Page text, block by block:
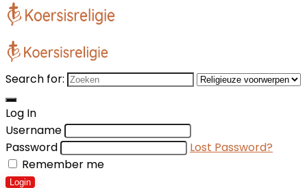
Search for:
Log In
Username
Password
Lost Password?
Remember me
Login